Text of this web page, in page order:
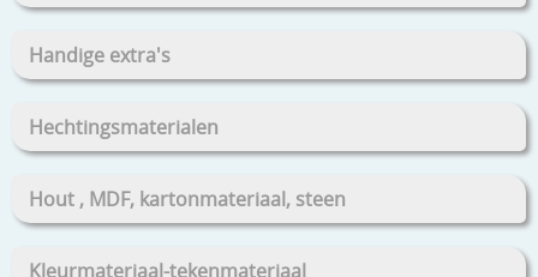
Handige extra's
Hechtingsmaterialen
Hout , MDF, kartonmateriaal, steen
Kleurmateriaal-tekenmateriaal